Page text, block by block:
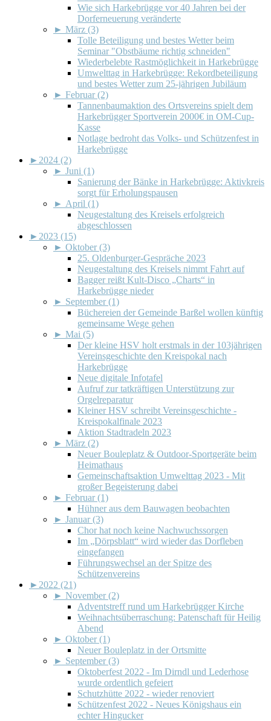
Wie sich Harkebrügge vor 40 Jahren bei der
Dorferneuerung veränderte
► März (3)
Tolle Beteiligung und bestes Wetter beim
Seminar "Obstbäume richtig schneiden"
Wiederbelebte Rastmöglichkeit in Harkebrügge
Umwelttag in Harkebrügge: Rekordbeteiligung
und bestes Wetter zum 25-jährigen Jubiläum
► Februar (2)
Tannenbaumaktion des Ortsvereins spielt dem
Harkebrügger Sportverein 2000€ in OM-Cup-
Kasse
Notlage bedroht das Volks- und Schützenfest in
Harkebrügge
► 2024 (2)
► Juni (1)
Sanierung der Bänke in Harkebrügge: Aktivkreis
sorgt für Erholungspausen
► April (1)
Neugestaltung des Kreisels erfolgreich
abgeschlossen
► 2023 (15)
► Oktober (3)
25. Oldenburger-Gespräche 2023
Neugestaltung des Kreisels nimmt Fahrt auf
Bagger reißt Kult-Disco „Charts“ in
Harkebrügge nieder
► September (1)
Büchereien der Gemeinde Barßel wollen künftig
gemeinsame Wege gehen
► Mai (5)
Der kleine HSV holt erstmals in der 103jährigen
Vereinsgeschichte den Kreispokal nach
Harkebrügge
Neue digitale Infotafel
Aufruf zur tatkräftigen Unterstützung zur
Orgelreparatur
Kleiner HSV schreibt Vereinsgeschichte -
Kreispokalfinale 2023
Aktion Stadtradeln 2023
► März (2)
Neuer Bouleplatz & Outdoor-Sportgeräte beim
Heimathaus
Gemeinschaftsaktion Umwelttag 2023 - Mit
großer Begeisterung dabei
► Februar (1)
Hühner aus dem Bauwagen beobachten
► Januar (3)
Chor hat noch keine Nachwuchssorgen
Im „Dörpsblatt“ wird wieder das Dorfleben
eingefangen
Führungswechsel an der Spitze des
Schützenvereins
► 2022 (21)
► November (2)
Adventstreff rund um Harkebrügger Kirche
Weihnachtsüberraschung: Patenschaft für Heilig
Abend
► Oktober (1)
Neuer Bouleplatz in der Ortsmitte
► September (3)
Oktoberfest 2022 - Im Dirndl und Lederhose
wurde ordentlich gefeiert
Schutzhütte 2022 - wieder renoviert
Schützenfest 2022 - Neues Königshaus ein
echter Hingucker